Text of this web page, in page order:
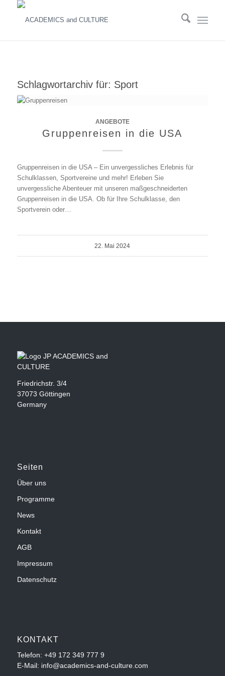
Schlagwortarchiv für: Sport
ANGEBOTE
Gruppenreisen in die USA
Gruppenreisen in die USA – Ein unvergessliches Erlebnis für
Schulklassen, Sportvereine und mehr! Erleben Sie
unvergessliche Abenteuer mit unseren maßgeschneiderten
Gruppenreisen in die USA. Ob für Ihre Schulklasse, den
Sportverein oder…
22. Mai 2024
Friedrichstr. 3/4
37073 Göttingen
Germany
Seiten
Über uns
Programme
News
Kontakt
AGB
Impressum
Datenschutz
KONTAKT
Telefon: +49 172 349 777 9
E-Mail: info@academics-and-culture.com